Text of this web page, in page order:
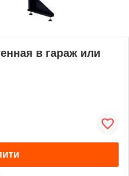
в гараж или